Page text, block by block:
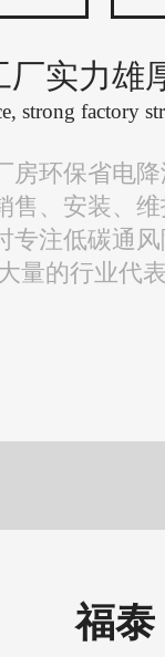
厂实力雄
strong factory
房环保省电
售、安装、
专注低碳通
量的行业代
福泰